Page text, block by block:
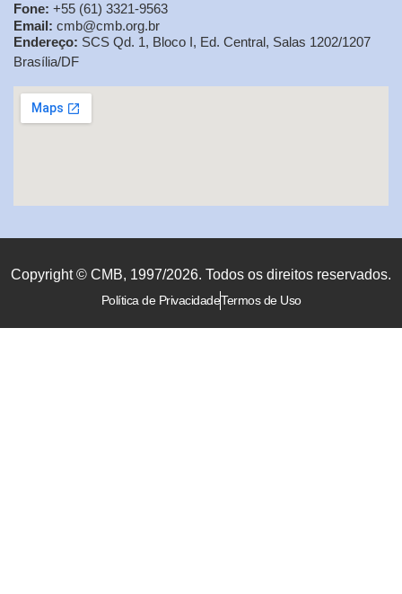
Fone: +55 (61) 3321-9563
Email: cmb@cmb.org.br
Endereço: SCS Qd. 1, Bloco I, Ed. Central, Salas 1202/1207
Brasília/DF
Copyright © CMB, 1997/2026. Todos os direitos reservados.
Política de PrivacidadeTermos de Uso